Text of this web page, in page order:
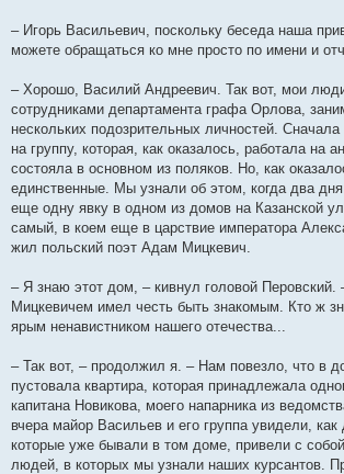
– Игорь Васильевич, поскольку беседа наша
можете обращаться ко мне просто по имени и
– Хорошо, Василий Андреевич. Так вот, мои
сотрудниками департамента графа Орлова,
нескольких подозрительных личностей.
на группу, которая, как оказалось, работала на
состояла в основном из поляков. Но, как
единственные. Мы узнали об этом, когда два
еще одну явку в одном из домов на Казанской
самый, в коем еще в царствие императора
жил польский поэт Адам Мицкевич.
– Я знаю этот дом, – кивнул головой Перовский.
Мицкевичем имел честь быть знакомым. Кто ж
ярым ненавистником нашего отечества...
– Так вот, – продолжил я. – Нам повезло, что в
пустовала квартира, которая принадлежала
капитана Новикова, моего напарника из
вчера майор Васильев и его группа увидели, как
которые уже бывали в том доме, привели с
людей, в которых мы узнали наших курсантов.